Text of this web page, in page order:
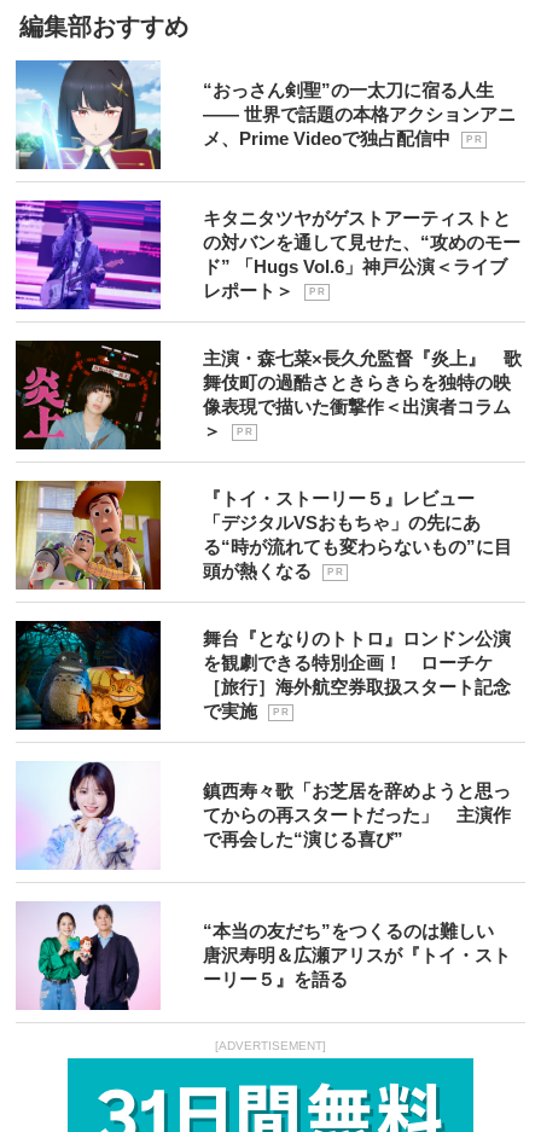
編集部おすすめ
“おっさん剣聖”の一太刀に宿る人生
―― 世界で話題の本格アクションアニ
メ、Prime Videoで独占配信中
P R
キタニタツヤがゲストアーティストと
の対バンを通して見せた、“攻めのモー
ド” 「Hugs Vol.6」神戸公演＜ライブ
レポート＞
P R
主演・森七菜×長久允監督『炎上』 歌
舞伎町の過酷さときらきらを独特の映
像表現で描いた衝撃作＜出演者コラム
＞
P R
『トイ・ストーリー５』レビュー
「デジタルVSおもちゃ」の先にあ
る“時が流れても変わらないもの”に目
頭が熱くなる
P R
舞台『となりのトトロ』ロンドン公演
を観劇できる特別企画！ ローチケ
［旅行］海外航空券取扱スタート記念
で実施
P R
鎮西寿々歌「お芝居を辞めようと思っ
てからの再スタートだった」 主演作
で再会した“演じる喜び”
“本当の友だち”をつくるのは難しい
唐沢寿明＆広瀬アリスが『トイ・スト
ーリー５』を語る
[ADVERTISEMENT]